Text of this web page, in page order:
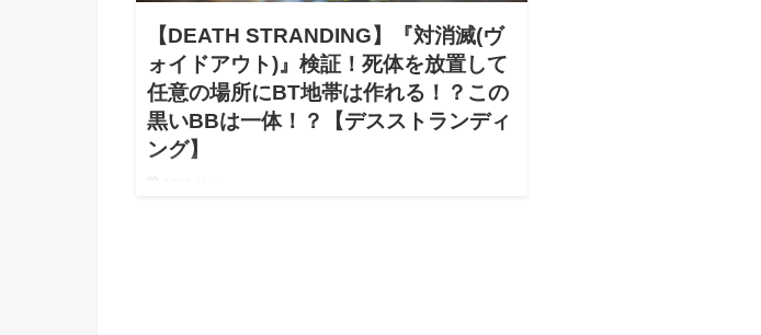
【DEATH STRANDING】『対消滅(ヴ
ォイドアウト)』検証！死体を放置して
任意の場所にBT地帯は作れる！？この
黒いBBは一体！？【デスストランディ
ング】